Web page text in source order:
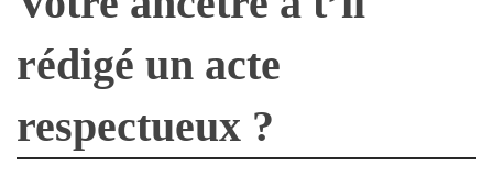
rédigé un acte
respectueux ?